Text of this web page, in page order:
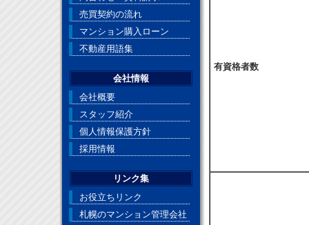
有資格者数
売買契約の流れ
マンション購入ローン
不動産用語集
会社情報
会社概要
スタッフ紹介
個人情報保護方針
採用情報
リンク集
お役立ちリンク
札幌のマンション管理会社